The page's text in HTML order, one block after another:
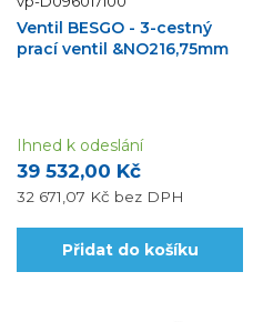
Ventil BESGO - 3-cestný
prací ventil &NO216,75mm
39 532,00 Kč
32 671,07 Kč bez DPH
Ihned k odeslání
Přidat do košíku